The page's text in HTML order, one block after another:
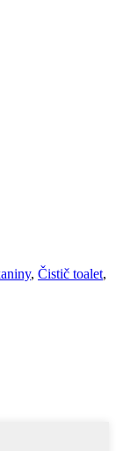
, Čistič toalet,